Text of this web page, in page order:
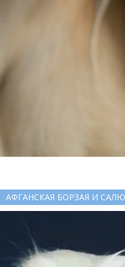
АФГАНСКАЯ БОРЗАЯ И